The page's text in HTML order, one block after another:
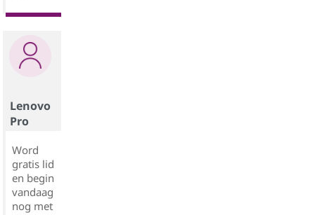
Lenovo
Pro
Word
gratis lid
en begin
vandaag
nog met